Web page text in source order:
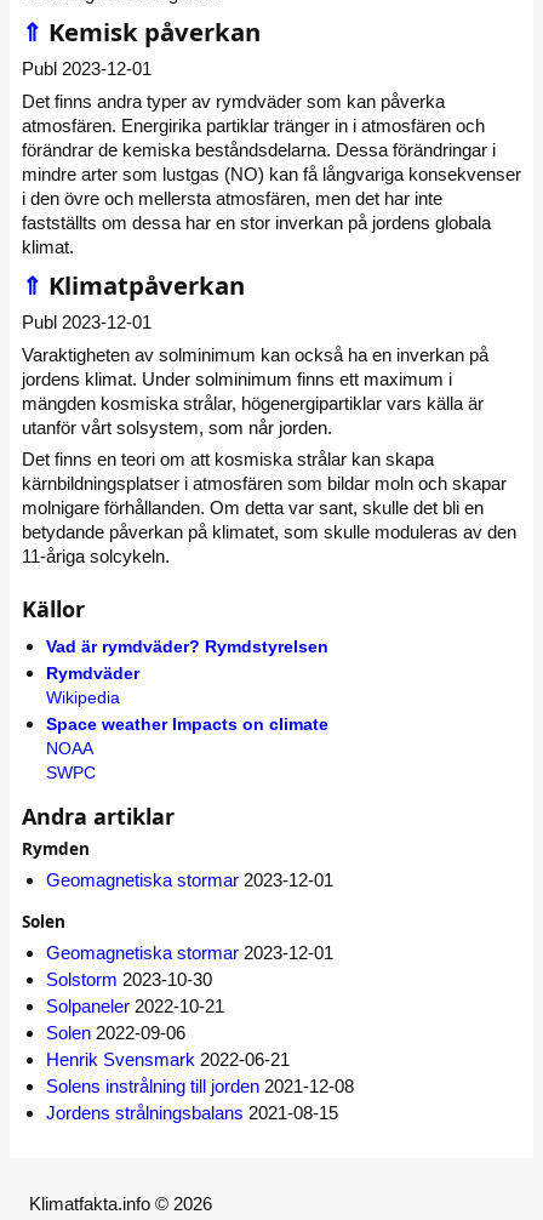
⇑ Kemisk påverkan
Publ 2023-12-01
Det finns andra typer av rymdväder som kan påverka
atmosfären. Energirika partiklar tränger in i atmosfären och
förändrar de kemiska beståndsdelarna. Dessa förändringar i
mindre arter som lustgas (NO) kan få långvariga konsekvenser
i den övre och mellersta atmosfären, men det har inte
fastställts om dessa har en stor inverkan på jordens globala
klimat.
⇑ Klimatpåverkan
Publ 2023-12-01
Varaktigheten av solminimum kan också ha en inverkan på
jordens klimat. Under solminimum finns ett maximum i
mängden kosmiska strålar, högenergipartiklar vars källa är
utanför vårt solsystem, som når jorden.
Det finns en teori om att kosmiska strålar kan skapa
kärnbildningsplatser i atmosfären som bildar moln och skapar
molnigare förhållanden. Om detta var sant, skulle det bli en
betydande påverkan på klimatet, som skulle moduleras av den
11-åriga solcykeln.
Källor
Vad är rymdväder? Rymdstyrelsen
Rymdväder
Wikipedia
Space weather Impacts on climate
NOAA
SWPC
Andra artiklar
Rymden
Geomagnetiska stormar 2023-12-01
Solen
Geomagnetiska stormar 2023-12-01
Solstorm 2023-10-30
Solpaneler 2022-10-21
Solen 2022-09-06
Henrik Svensmark 2022-06-21
Solens instrålning till jorden 2021-12-08
Jordens strålningsbalans 2021-08-15
Klimatfakta.info © 2026